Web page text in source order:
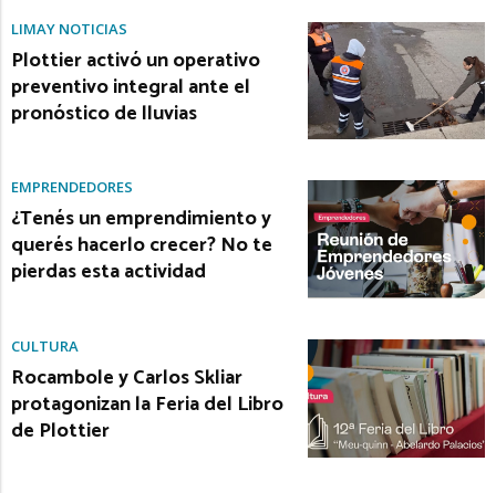
LIMAY NOTICIAS
Plottier activó un operativo
preventivo integral ante el
pronóstico de lluvias
EMPRENDEDORES
¿Tenés un emprendimiento y
querés hacerlo crecer? No te
pierdas esta actividad
CULTURA
Rocambole y Carlos Skliar
protagonizan la Feria del Libro
de Plottier